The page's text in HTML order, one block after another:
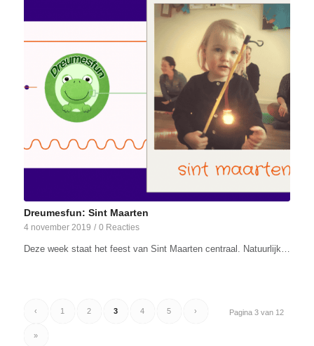
Dreumesfun: Sint Maarten
4 november 2019 / 0 Reacties
Deze week staat het feest van Sint Maarten centraal. Natuurlijk…
Pagina 3 van 12
‹ 1 2 3 4 5 ›
»